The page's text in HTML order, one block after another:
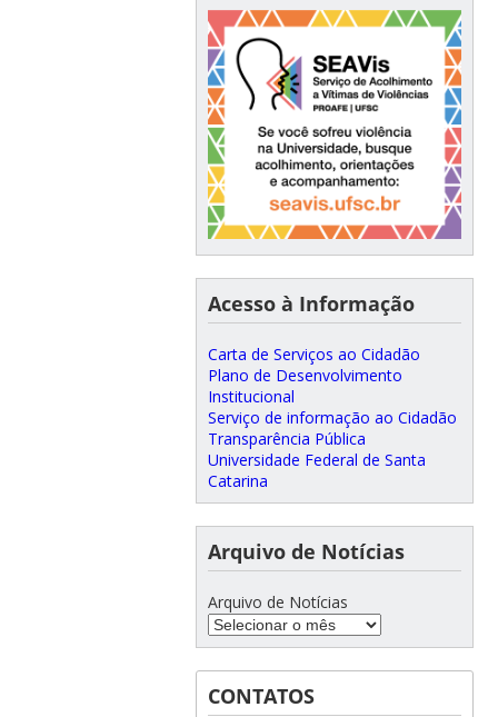
Acesso à Informação
Carta de Serviços ao Cidadão
Plano de Desenvolvimento
Institucional
Serviço de informação ao Cidadão
Transparência Pública
Universidade Federal de Santa
Catarina
Arquivo de Notícias
Arquivo de Notícias
CONTATOS